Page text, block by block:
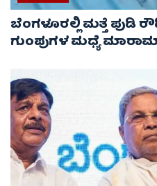
ಬೆಂಗಳೂರಲ್ಲಿ ಮತ್ತೆ ಪುಡಿ
ಗುಂಪುಗಳ ಮಧ್ಯೆ